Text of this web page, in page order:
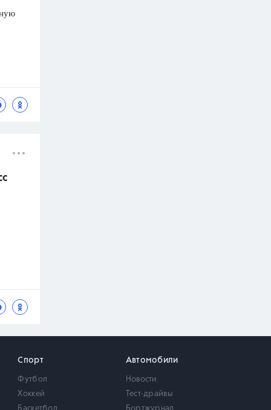
Спорт
Футбол
Хоккей
Автомобили
Новости
Тест-драйвы